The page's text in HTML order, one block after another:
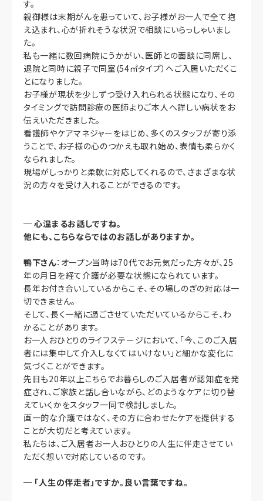
す。
親御様は末期がんを患っていて、お子様がお一人で全て抱
え込まれ、心が折れそうな状況で相談にいらっしゃいまし
た。
私も一緒に数回病院にうかがい、医師との面談に同席し、
退院と同時に親子で同室(54㎡タイプ）へご入居いただくこ
とになりました。
お子様が現状を少しずつ受け入れられる状態になり、その
タイミングで訪問診療の医師よりご本人へ詳しい病状をお
伝えいただきました。
看護師やケアマネジャーをはじめ、多くのスタッフが寄り添
うことで、お子様の心のつかえも取れ始め、表情も柔らかく
なられました。
現場がしっかりと柔軟に対応してくれるので、さまざまな状
況の方々を受け入れることができるのです。
─心温まるお話しですね。
他にも、こちらならではのお話しがありますか。
鴨下さん：オープン当時は70代でお元気だった方々が、25
年の月日を経て介護が必要な状態になられています。
長年お付き合いしているからこそ、その場しのぎの対応は一
切できません。
そして、長く一緒に過ごさせていただいているからこそ、わ
かることがあります。
お一人おひとりのライフステージにおいて、「今、このご入居
者には集中して介入しなくてはいけない」と細かな変化に
気づくことができます。
先日も20年以上こちらでお暮らしのご入居者が認知症を発
症され、ご家族と話し合いながら、どのようなケアに切り替
えていくかをスタッフ一同で検討しました。
画一的な介護ではなく、その方に合わせたケアを提供する
ことが大切だと考えています。
私たちは、ご入居者お一人おひとりの人生に伴走させてい
ただく想いで対応しているのです。
─ 「人生の伴走者」ですか。良い言葉ですね。